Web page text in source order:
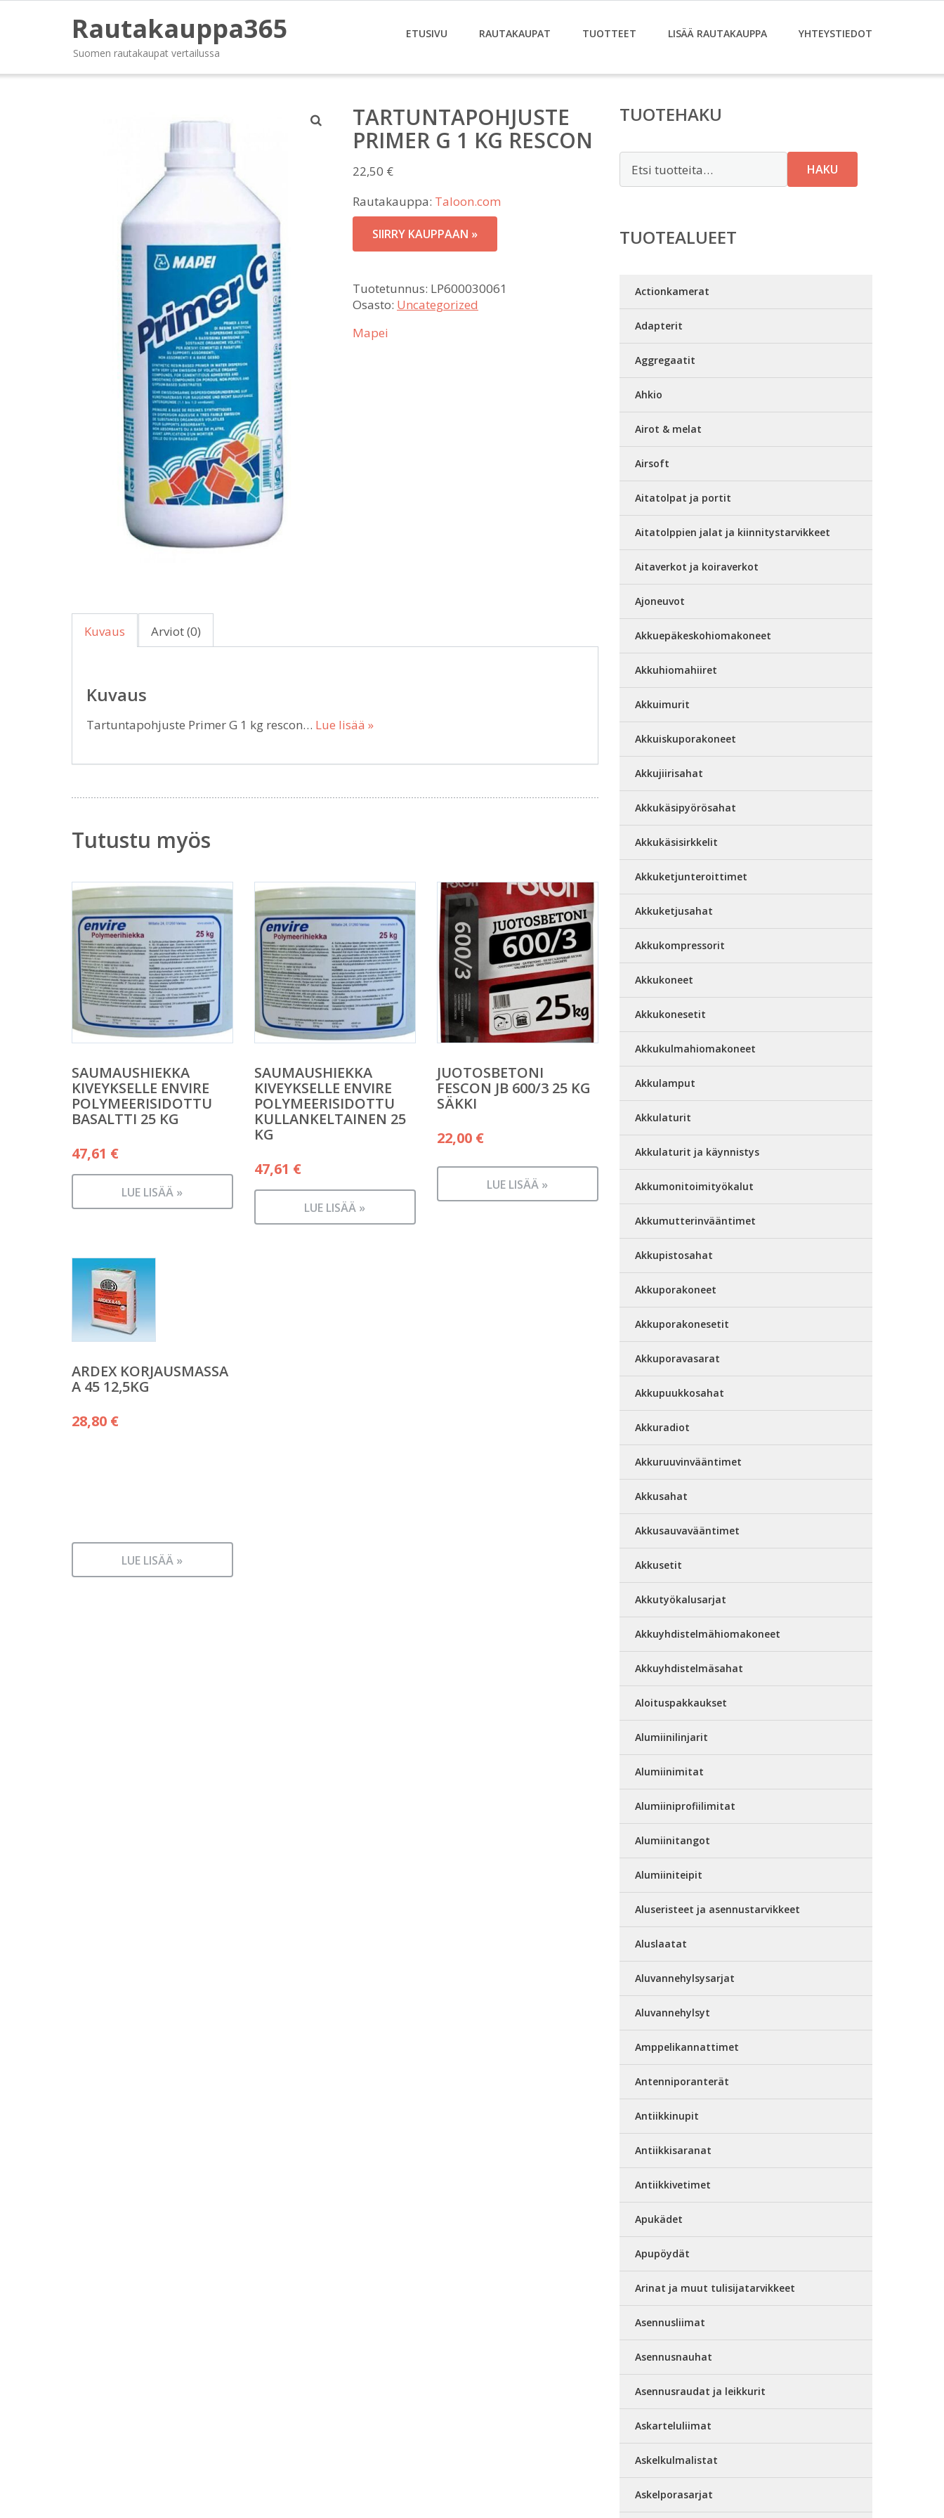
Rautakauppa365
Suomen rautakaupat vertailussa
ETUSIVU RAUTAKAUPAT TUOTTEET LISÄÄ RAUTAKAUPPA YHTEYSTIEDOT
TARTUNTAPOHJUSTE
PRIMER G 1 KG RESCON
22,50 €
Rautakauppa: Taloon.com
SIIRRY KAUPPAAN »
Tuotetunnus: LP600030061
Osasto: Uncategorized
Mapei
Kuvaus Arviot (0)
Kuvaus
Tartuntapohjuste Primer G 1 kg rescon… Lue lisää »
Tutustu myös
SAUMAUSHIEKKA
KIVEYKSELLE ENVIRE
POLYMEERISIDOTTU
BASALTTI 25 KG
47,61 €
LUE LISÄÄ »
SAUMAUSHIEKKA
KIVEYKSELLE ENVIRE
POLYMEERISIDOTTU
KULLANKELTAINEN 25
KG
47,61 €
LUE LISÄÄ »
JUOTOSBETONI
FESCON JB 600/3 25 KG
SÄKKI
22,00 €
LUE LISÄÄ »
ARDEX KORJAUSMASSA
A 45 12,5KG
28,80 €
LUE LISÄÄ »
TUOTEHAKU
HAKU
TUOTEALUEET
Actionkamerat
Adapterit
Aggregaatit
Ahkio
Airot & melat
Airsoft
Aitatolpat ja portit
Aitatolppien jalat ja kiinnitystarvikkeet
Aitaverkot ja koiraverkot
Ajoneuvot
Akkuepäkeskohiomakoneet
Akkuhiomahiiret
Akkuimurit
Akkuiskuporakoneet
Akkujiirisahat
Akkukäsipyörösahat
Akkukäsisirkkelit
Akkuketjunteroittimet
Akkuketjusahat
Akkukompressorit
Akkukoneet
Akkukonesetit
Akkukulmahiomakoneet
Akkulamput
Akkulaturit
Akkulaturit ja käynnistys
Akkumonitoimityökalut
Akkumutterinvääntimet
Akkupistosahat
Akkuporakoneet
Akkuporakonesetit
Akkuporavasarat
Akkupuukkosahat
Akkuradiot
Akkuruuvinvääntimet
Akkusahat
Akkusauvavääntimet
Akkusetit
Akkutyökalusarjat
Akkuyhdistelmähiomakoneet
Akkuyhdistelmäsahat
Aloituspakkaukset
Alumiinilinjarit
Alumiinimitat
Alumiiniprofiilimitat
Alumiinitangot
Alumiiniteipit
Aluseristeet ja asennustarvikkeet
Aluslaatat
Aluvannehylsysarjat
Aluvannehylsyt
Amppelikannattimet
Antenniporanterät
Antiikkinupit
Antiikkisaranat
Antiikkivetimet
Apukädet
Apupöydät
Arinat ja muut tulisijatarvikkeet
Asennusliimat
Asennusnauhat
Asennusraudat ja leikkurit
Askarteluliimat
Askelkulmalistat
Askelporasarjat